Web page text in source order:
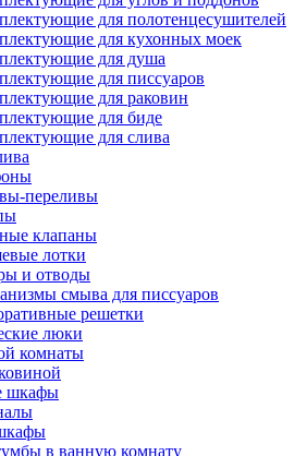
для полотенцесушителей
для кухонных моек
для душа
для писсуаров
для раковин
для биде
для слива
переливы
клапаны
лотки
и отводы
смыва для писсуаров
решетки
люки
комнаты
шкафы
в ванную комнату